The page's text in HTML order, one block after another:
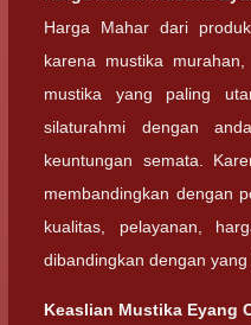
Harga Mahar dari
karena mustika
mustika yang paling
silaturahmi dengan
keuntungan semata.
membandingkan dengan
kualitas, pelayanan,
dibandingkan dengan yang
Keaslian Mustika Eyang